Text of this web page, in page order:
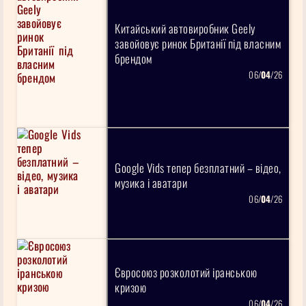
Китайський автовиробник Geely
завойовує ринок Британії під власним
брендом
06/04/26
Google Vids тепер безплатний – відео,
музика і аватари
06/04/26
Євросоюз розколотий іранською
кризою